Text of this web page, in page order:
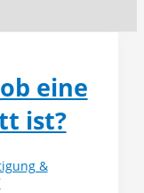
eine
ist?
&